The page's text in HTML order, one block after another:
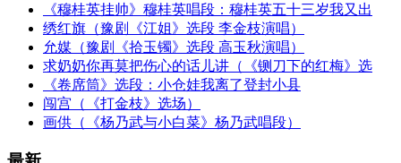
《穆桂英挂帅》穆桂英唱段：穆桂英五十三岁我又出
绣红旗（豫剧《江姐》选段 李金枝演唱）
允媒（豫剧《拾玉镯》选段 高玉秋演唱）
求奶奶你再莫把伤心的话儿讲（《铡刀下的红梅》选
《卷席筒》选段：小仓娃我离了登封小县
闯宫（《打金枝》选场）
画供（《杨乃武与小白菜》杨乃武唱段）